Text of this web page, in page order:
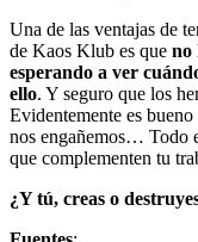
Una de las ventajas de
de Kaos Klub es que no
esperando a ver
ello. Y seguro que los
Evidentemente es
nos engañemos… Todo
que complementen tu
¿Y tú, creas o